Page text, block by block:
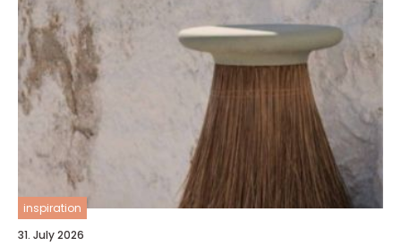
inspiration
31. July 2026